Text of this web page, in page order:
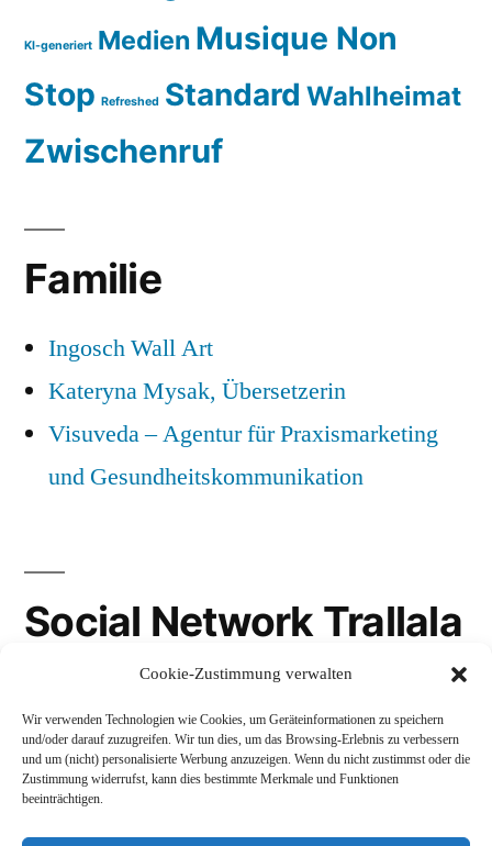
Cookie-Zustimmung verwalten
Wir verwenden Technologien wie Cookies, um Geräteinformationen zu speichern
und/oder darauf zuzugreifen. Wir tun dies, um das Browsing-Erlebnis zu verbessern
und um (nicht) personalisierte Werbung anzuzeigen. Wenn du nicht zustimmst oder die
Zustimmung widerrufst, kann dies bestimmte Merkmale und Funktionen
beeinträchtigen.
KI-generiert Medien Musique Non
Stop Refreshed Standard Wahlheimat
Zwischenruf
Familie
Ingosch Wall Art
Kateryna Mysak, Übersetzerin
Visuveda – Agentur für Praxismarketing
und Gesundheitskommunikation
Social Network Trallala
LinkedIn
Mastodon